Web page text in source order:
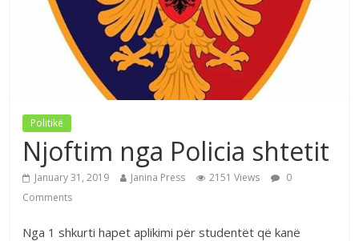
Politikë
Njoftim nga Policia shtetit
January 31, 2019 Janina Press 2151 Views
0
Comments
Nga 1 shkurti hapet aplikimi për studentët që kanë